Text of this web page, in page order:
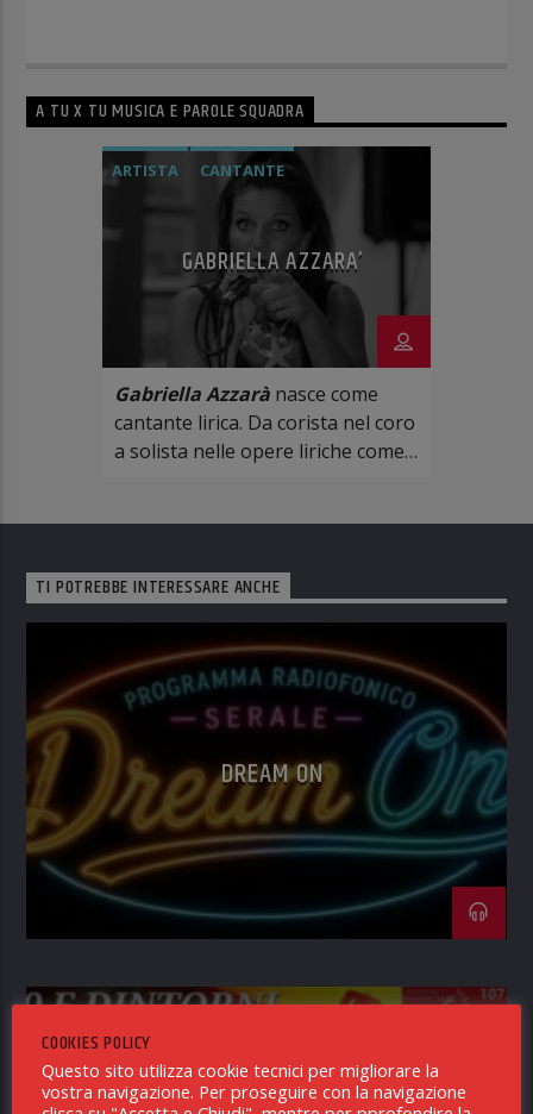
A TU X TU MUSICA E PAROLE SQUADRA
ARTISTA CANTANTE
GABRIELLA AZZARA’
Gabriella Azzarà nasce come
cantante lirica. Da corista nel coro
a solista nelle opere liriche come
TI POTREBBE INTERESSARE ANCHE
DREAM ON
COOKIES POLICY
Questo sito utilizza cookie tecnici per migliorare la
vostra navigazione. Per proseguire con la navigazione